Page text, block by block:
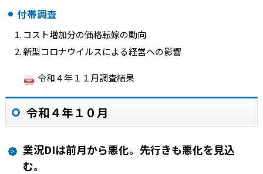
付帯調査
コスト増加分の価格転嫁の動向
新型コロナウイルスによる経営への影響
令和４年１１月調査結果
令和４年１０月
業況DIは前月から悪化。先行きも悪化を見込
む。